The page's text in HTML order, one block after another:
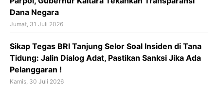
Dana Negara
Jumat, 31 Juli 2026
Sikap Tegas BRI Tanjung Selor Soal Insiden di Tana
Tidung: Jalin Dialog Adat, Pastikan Sanksi Jika Ada
Pelanggaran !
Kamis, 30 Juli 2026